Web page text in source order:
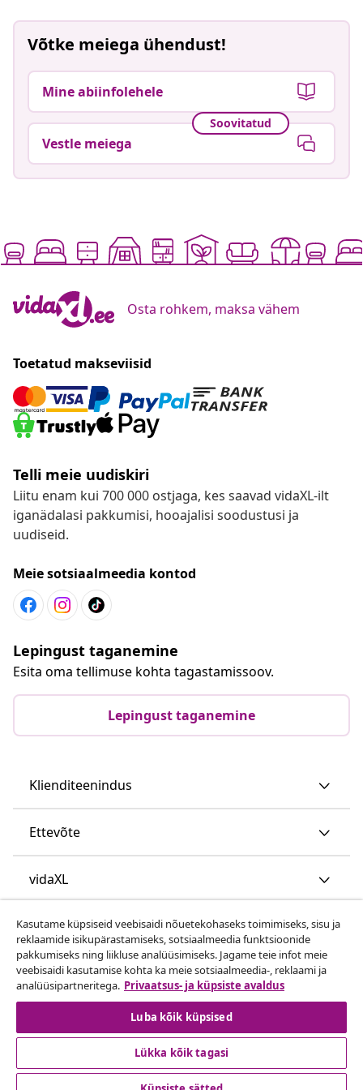
Võtke meiega ühendust!
Mine abiinfolehele
Soovitatud
Vestle meiega
Osta rohkem, maksa vähem
Toetatud makseviisid
Telli meie uudiskiri
Liitu enam kui 700 000 ostjaga, kes saavad vidaXL-ilt
iganädalasi pakkumisi, hooajalisi soodustusi ja
uudiseid.
Meie sotsiaalmeedia kontod
Lepingust taganemine
Esita oma tellimuse kohta tagastamissoov.
Lepingust taganemine
Klienditeenindus
Ettevõte
vidaXL
Vaata rohkem
© 2008-2026 vidaXL www.vidaxl.ee on vidaXL Marketplace
Europe B.V. veebileht
Kasutame küpsiseid veebisaidi nõuetekohaseks toimimiseks, sisu ja
reklaamide isikupärastamiseks, sotsiaalmeedia funktsioonide
pakkumiseks ning liikluse analüüsimiseks. Jagame teie infot meie
veebisaidi kasutamise kohta ka meie sotsiaalmeedia-, reklaami ja
analüüsipartneritega. Privaatsus- ja küpsiste avaldus
Luba kõik küpsised
Lükka kõik tagasi